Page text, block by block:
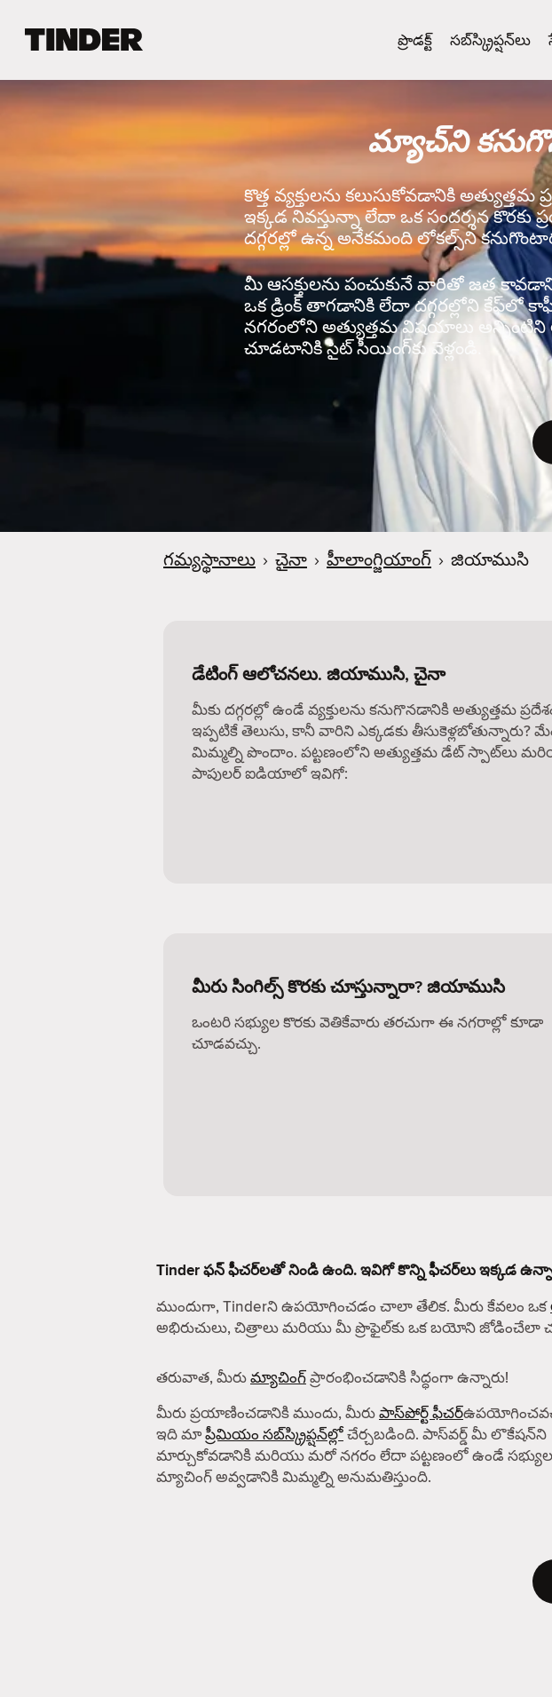
e
ప్రొడక్ట్ సబ్‌స్క్రిప్షన్‌లు
మ్యాచ్‌ని
కొత్త వ్యక్తులను కలుసుకోవడానికి
ఇక్కడ నివస్తున్నా లేదా ఒక సందర్శన
దగ్గరల్లో ఉన్న అనేకమంది లోకల్స్‌ని
మీ ఆసక్తులను పంచుకునే వారితో జత
ఒక డ్రింక్ తాగడానికి లేదా దగ్గరల్లోని
నగరంలోని అత్యుత్తమ విషయాలు
చూడటానికి సైట్ సీయింగ్‌కు వెళ్లండి.
గమ్యస్థానాలు › చైనా › హీలాంగ్జియాంగ్ › జియాముసి
డేటింగ్ ఆలోచనలు. జియాముసి, చైనా
మీకు దగ్గరల్లో ఉండే వ్యక్తులను కనుగొనడానికి అత్యుత్తమ
ఇప్పటికే తెలుసు, కానీ వారిని ఎక్కడకు తీసుకెళ్లబోతున్నారు?
మిమ్మల్ని పొందాం. పట్టణంలోని అత్యుత్తమ డేట్ స్పాట్‌లు
పాపులర్ ఐడియాలో ఇవిగో:
మీరు సింగిల్స్ కొరకు చూస్తున్నారా? జియాముసి
ఒంటరి సభ్యుల కొరకు వెతికేవారు తరచుగా ఈ నగరాల్లో కూడా
చూడవచ్చు.
Tinder ఫన్ ఫీచర్‌లతో నిండి ఉంది. ఇవిగో కొన్ని ఫీచర్‌లు ఇక్కడ
ముందుగా, Tinderని ఉపయోగించడం చాలా తేలిక. మీరు కేవలం ఒక
అభిరుచులు, చిత్రాలు మరియు మీ ప్రొఫైల్‌కు ఒక బయోని జోడించేలా
తరువాత, మీరుమ్యాచింగ్ప్రారంభించడానికి సిద్ధంగా ఉన్నారు!
మీరు ప్రయాణించడానికి ముందు, మీరుపాస్‌పోర్ట్ ఫీచర్
ఇది మాప్రీమియం సబ్‌స్క్రిప్షన్‌ల్లోచేర్చబడింది. పాస్‌వర్డ్ మీ లొకేషన్‌ని
మార్చుకోవడానికి మరియు మరో నగరం లేదా పట్టణంలో ఉండే
మ్యాచింగ్ అవ్వడానికి మిమ్మల్ని అనుమతిస్తుంది.